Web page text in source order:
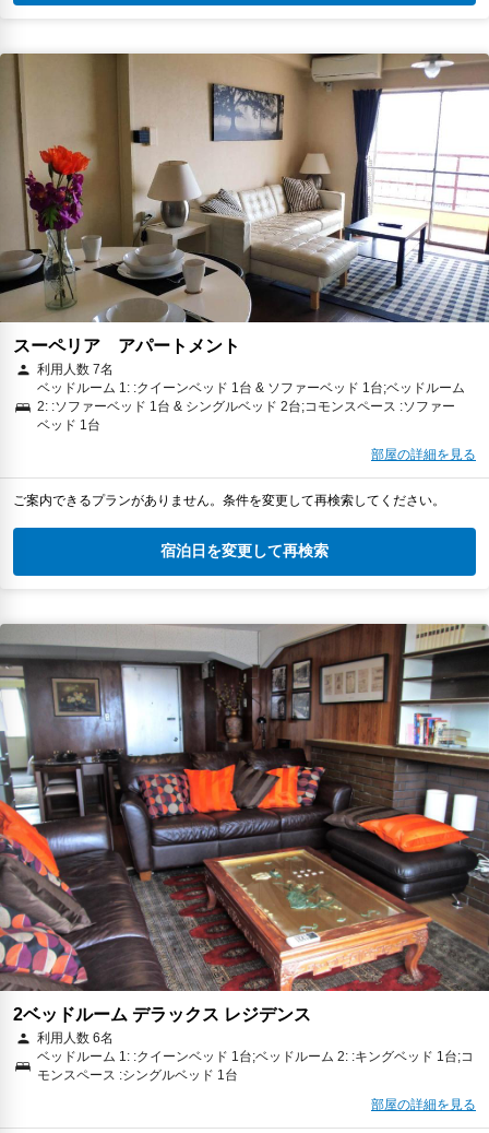
スーペリア アパートメント
利用人数 7名
ベッドルーム 1: :クイーンベッド 1台 & ソファーベッド 1台;ベッドルーム
2: :ソファーベッド 1台 & シングルベッド 2台;コモンスペース :ソファー
ベッド 1台
部屋の詳細を見る
ご案内できるプランがありません。条件を変更して再検索してください。
宿泊日を変更して再検索
2ベッドルーム デラックス レジデンス
利用人数 6名
ベッドルーム 1: :クイーンベッド 1台;ベッドルーム 2: :キングベッド 1台;コ
モンスペース :シングルベッド 1台
部屋の詳細を見る